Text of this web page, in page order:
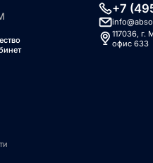
+7
117036, г.
офис 633